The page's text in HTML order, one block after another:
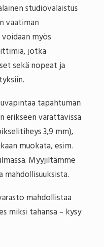
studiovalaistus
vaatiman
myös
jotka
sekä nopeat ja
tapahtuman
erikseen varattavissa
3,9 mm),
muokata, esim.
Myyjiltämme
mahdollistaa
miksi tahansa – kysy